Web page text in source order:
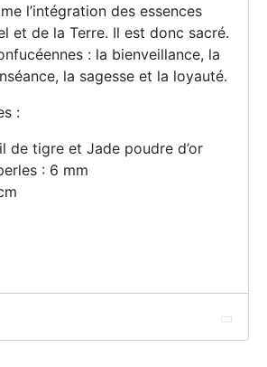
l’intégration des essences
et de la Terre. Il est donc sacré.
: la bienveillance, la
la sagesse et la loyauté.
:
de tigre et Jade poudre d’or
: 6 mm